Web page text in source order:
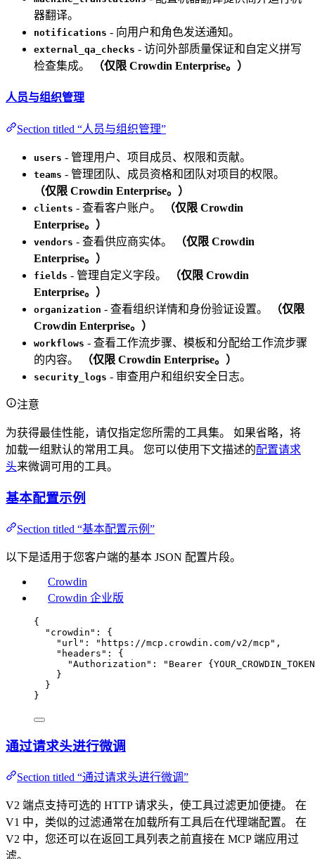
器翻译。
notifications - 向用户和角色发送通知。
external_qa_checks - 访问外部质量保证和自定义拼写
检查集成。
（仅限 Crowdin Enterprise。）
人员与组织管理
Section titled “人员与组织管理”
users - 管理用户、项目成员、权限和贡献。
teams - 管理团队、成员资格和团队对项目的权限。
（仅限 Crowdin Enterprise。）
clients - 查看客户账户。
（仅限 Crowdin
Enterprise。）
vendors - 查看供应商实体。
（仅限 Crowdin
Enterprise。）
fields - 管理自定义字段。
（仅限 Crowdin
Enterprise。）
organization - 查看组织详情和身份验证设置。
（仅限
Crowdin Enterprise。）
workflows - 查看工作流步骤、模板和分配给工作流步骤
的内容。
（仅限 Crowdin Enterprise。）
security_logs - 审查用户和组织安全日志。
注意
为获得最佳性能，请仅指定您所需的工具集。 如果省略，将
加载一组默认的常用工具。 您可以使用下文描述的配置请求
头来微调可用的工具。
基本配置示例
Section titled “基本配置示例”
以下是适用于您客户端的基本 JSON 配置片段。
Crowdin
Crowdin 企业版
{
"crowdin" : {
"url" : " https://mcp.crowdin.com/v2/mcp " ,
"headers" : {
"Authorization" : " Bearer
}
}
}
通过请求头进行微调
Section titled “通过请求头进行微调”
V2 端点支持可选的 HTTP 请求头，使工具过滤更加便捷。 在
V1 中，类似的过滤通常在加载所有工具后在代理端配置。 在
V2 中，您还可以在返回工具列表之前直接在 MCP 端应用过
滤。